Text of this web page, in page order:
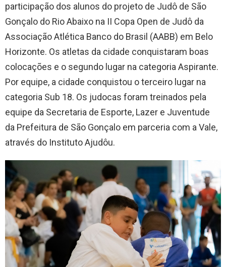
participação dos alunos do projeto de Judô de São
Gonçalo do Rio Abaixo na II Copa Open de Judô da
Associação Atlética Banco do Brasil (AABB) em Belo
Horizonte. Os atletas da cidade conquistaram boas
colocações e o segundo lugar na categoria Aspirante.
Por equipe, a cidade conquistou o terceiro lugar na
categoria Sub 18. Os judocas foram treinados pela
equipe da Secretaria de Esporte, Lazer e Juventude
da Prefeitura de São Gonçalo em parceria com a Vale,
através do Instituto Ajudôu.